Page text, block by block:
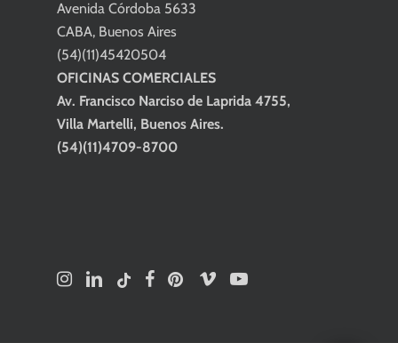
Avenida Córdoba 5633
CABA, Buenos Aires
(54)(11)45420504
OFICINAS COMERCIALES
Av. Francisco Narciso de Laprida 4755,
Villa Martelli, Buenos Aires.
(54)(11)4709-8700